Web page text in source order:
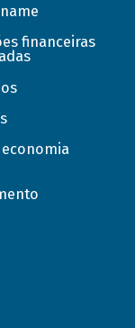
financeiras
economia